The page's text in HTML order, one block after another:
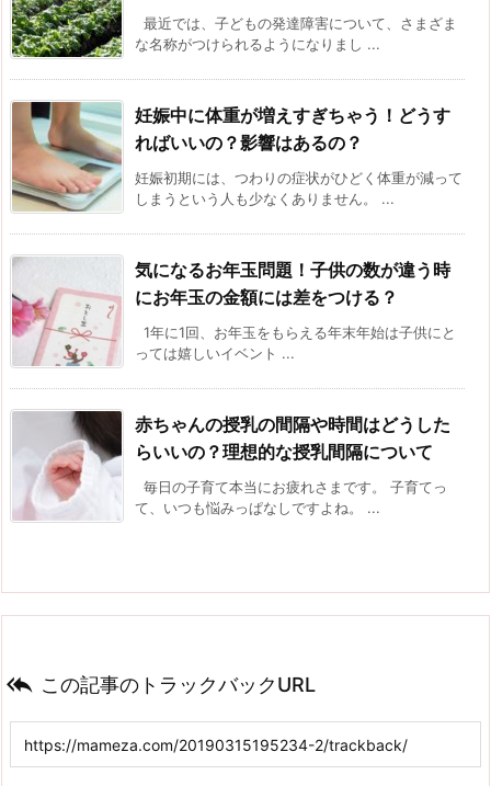
最近では、子どもの発達障害について、さまざま
な名称がつけられるようになりまし ...
妊娠中に体重が増えすぎちゃう！どうす
ればいいの？影響はあるの？
妊娠初期には、つわりの症状がひどく体重が減って
しまうという人も少なくありません。 ...
気になるお年玉問題！子供の数が違う時
にお年玉の金額には差をつける？
1年に1回、お年玉をもらえる年末年始は子供にと
っては嬉しいイベント ...
赤ちゃんの授乳の間隔や時間はどうした
らいいの？理想的な授乳間隔について
毎日の子育て本当にお疲れさまです。 子育てっ
て、いつも悩みっぱなしですよね。 ...
 この記事のトラックバックURL